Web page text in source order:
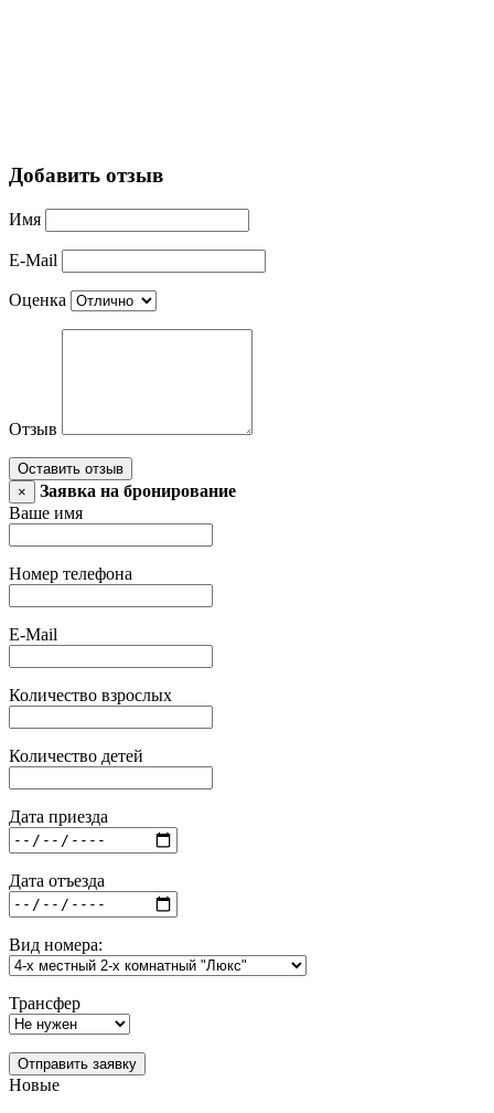
Добавить отзыв
Имя
E-Mail
Оценка
Отзыв
Оставить отзыв
×
Заявка на бронирование
Ваше имя
Номер телефона
E-Mail
Количество взрослых
Количество детей
Дата приезда
Дата отъезда
Вид номера:
Трансфер
Отправить заявку
Новые